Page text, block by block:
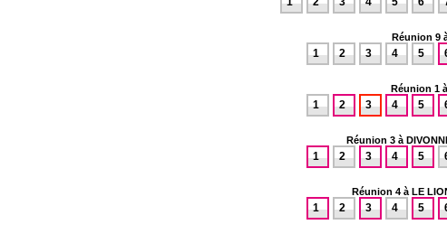
Réunion 9
5
4
3
2
1
Réunion 1
5
4
3
2
1
Réunion 3 à
5
4
3
2
1
Réunion 4 à LE
5
4
3
2
1